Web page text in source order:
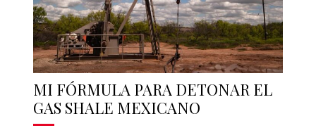
MI FÓRMULA PARA DETONAR EL
GAS SHALE MEXICANO